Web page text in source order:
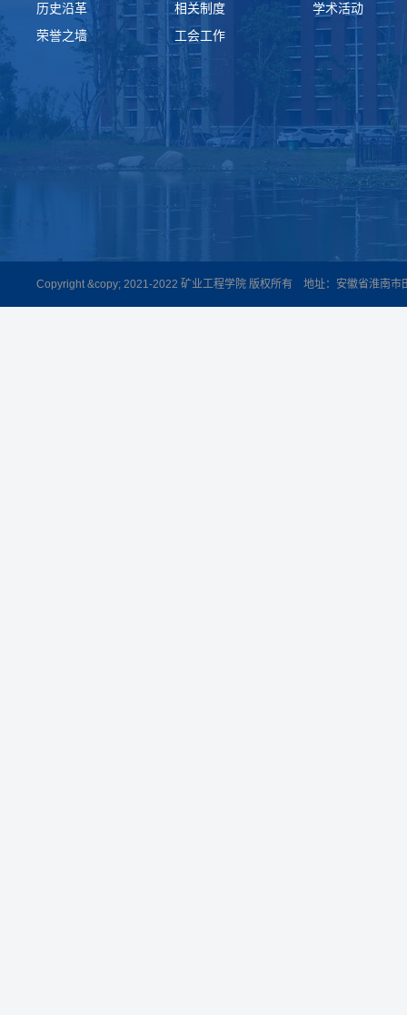
历史沿革
荣誉之墙
相关制度
工会工作
学术活动
Copyright &copy; 2021-2022 矿业工程学院 版权所有 地址：安徽省淮南